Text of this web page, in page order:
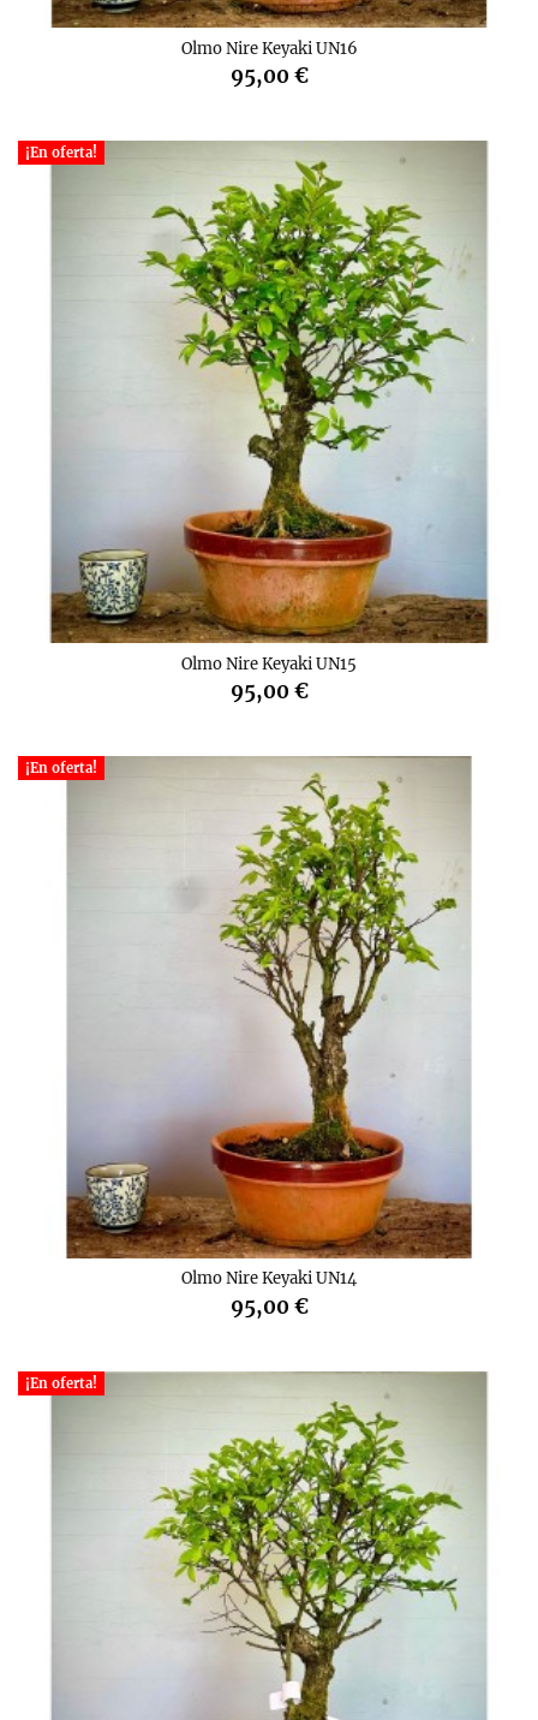
Olmo Nire Keyaki UN16
95,00 €
¡En oferta!
Olmo Nire Keyaki UN15
95,00 €
¡En oferta!
Olmo Nire Keyaki UN14
95,00 €
¡En oferta!